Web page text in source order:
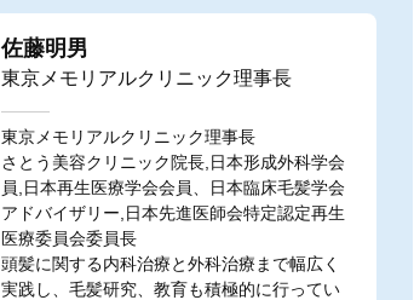
佐藤明男
東京メモリアルクリニック理事長
東京メモリアルクリニック理事長
さとう美容クリニック院長,日本形成外科学会
員,日本再生医療学会会員、日本臨床毛髪学会
アドバイザリー,日本先進医師会特定認定再生
医療委員会委員長
頭髪に関する内科治療と外科治療まで幅広く
実践し、毛髪研究、教育も積極的に行ってい